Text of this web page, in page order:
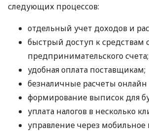
следующих процессов:
отдельный учет доходов и
быстрый доступ к средствам
предпринимательского счета;
удобная оплата поставщикам;
безналичные расчеты онлайн
формирование выписок для
уплата налогов в несколько
управление через